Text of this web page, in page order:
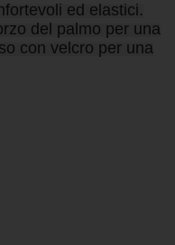
ed elastici.
del palmo per una
con velcro per una